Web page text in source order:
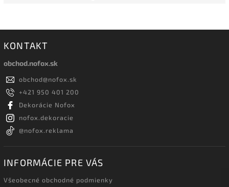
KONTAKT
obchod.nofox.sk
obchod@nofox.sk
+421 950 401 200
Dekorácie Nofox
nofox.dekoracie
@nofox.reklama
INFORMÁCIE PRE VÁS
Všeobecné obchodné podmienky